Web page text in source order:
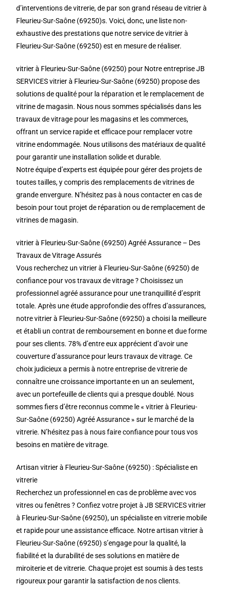
d’interventions de vitrerie, de par son grand réseau de vitrier à
Fleurieu-Sur-Saône (69250)s. Voici, donc, une liste non-
exhaustive des prestations que notre service de vitrier à
Fleurieu-Sur-Saône (69250) est en mesure de réaliser.
vitrier à Fleurieu-Sur-Saône (69250) pour Notre entreprise JB
SERVICES vitrier à Fleurieu-Sur-Saône (69250) propose des
solutions de qualité pour la réparation et le remplacement de
vitrine de magasin. Nous nous sommes spécialisés dans les
travaux de vitrage pour les magasins et les commerces,
offrant un service rapide et efficace pour remplacer votre
vitrine endommagée. Nous utilisons des matériaux de qualité
pour garantir une installation solide et durable.
Notre équipe d’experts est équipée pour gérer des projets de
toutes tailles, y compris des remplacements de vitrines de
grande envergure. N’hésitez pas à nous contacter en cas de
besoin pour tout projet de réparation ou de remplacement de
vitrines de magasin.
vitrier à Fleurieu-Sur-Saône (69250) Agréé Assurance – Des
Travaux de Vitrage Assurés
Vous recherchez un vitrier à Fleurieu-Sur-Saône (69250) de
confiance pour vos travaux de vitrage ? Choisissez un
professionnel agréé assurance pour une tranquillité d’esprit
totale. Après une étude approfondie des offres d’assurances,
notre vitrier à Fleurieu-Sur-Saône (69250) a choisi la meilleure
et établi un contrat de remboursement en bonne et due forme
pour ses clients. 78% d’entre eux apprécient d’avoir une
couverture d’assurance pour leurs travaux de vitrage. Ce
choix judicieux a permis à notre entreprise de vitrerie de
connaître une croissance importante en un an seulement,
avec un portefeuille de clients qui a presque doublé. Nous
sommes fiers d’être reconnus comme le « vitrier à Fleurieu-
Sur-Saône (69250) Agréé Assurance » sur le marché de la
vitrerie. N’hésitez pas à nous faire confiance pour tous vos
besoins en matière de vitrage.
Artisan vitrier à Fleurieu-Sur-Saône (69250) : Spécialiste en
vitrerie
Recherchez un professionnel en cas de problème avec vos
vitres ou fenêtres ? Confiez votre projet à JB SERVICES vitrier
à Fleurieu-Sur-Saône (69250), un spécialiste en vitrerie mobile
et rapide pour une assistance efficace. Notre artisan vitrier à
Fleurieu-Sur-Saône (69250) s’engage pour la qualité, la
fiabilité et la durabilité de ses solutions en matière de
miroiterie et de vitrerie. Chaque projet est soumis à des tests
rigoureux pour garantir la satisfaction de nos clients.